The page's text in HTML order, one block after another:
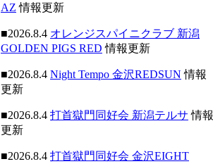
AZ 情報更新
■2026.8.4 オレンジスパイニクラブ 新潟
GOLDEN PIGS RED 情報更新
■2026.8.4 Night Tempo 金沢REDSUN 情報
更新
■2026.8.4 打首獄門同好会 新潟テルサ 情報
更新
■2026.8.4 打首獄門同好会 金沢EIGHT